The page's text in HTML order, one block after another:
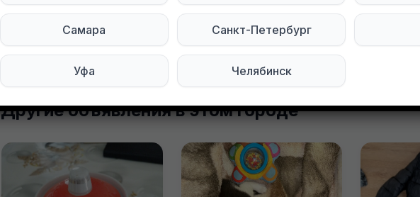
0 0
Другие объявления в этом городе
Самара Санкт-Петербург
Уфа Челябинск